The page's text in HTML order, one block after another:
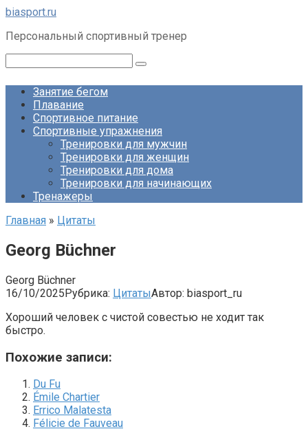
Перейти
контенту
biasport.ru
Персональный спортивный тренер
Занятие бегом
Плавание
Спортивное питание
Спортивные упражнения
Тренировки для мужчин
Тренировки для женщин
Тренировки для дома
Тренировки для начинающих
Тренажеры
Главная » Цитаты
Georg Büchner
Georg Büchner
16/10/2025Рубрика: ЦитатыАвтор: biasport_ru
Хороший человек с чистой совестью не ходит так
быстро.
Похожие записи:
Du Fu
Émile Chartier
Errico Malatesta
Félicie de Fauveau